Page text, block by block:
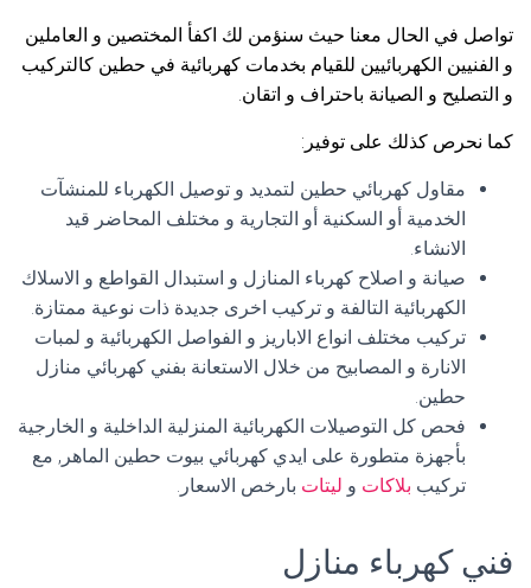
تواصل في الحال معنا حيث سنؤمن لك اكفأ المختصين و العاملين
و الفنيين الكهربائيين للقيام بخدمات كهربائية في حطين كالتركيب
و التصليح و الصيانة باحتراف و اتقان.
كما نحرص كذلك على توفير:
مقاول كهربائي حطين لتمديد و توصيل الكهرباء للمنشآت
الخدمية أو السكنية أو التجارية و مختلف المحاضر قيد
الانشاء.
صيانة و اصلاح كهرباء المنازل و استبدال القواطع و الاسلاك
الكهربائية التالفة و تركيب اخرى جديدة ذات نوعية ممتازة.
تركيب مختلف انواع الاباريز و الفواصل الكهربائية و لمبات
الانارة و المصابيح من خلال الاستعانة بفني كهربائي منازل
حطين.
فحص كل التوصيلات الكهربائية المنزلية الداخلية و الخارجية
بأجهزة متطورة على ايدي كهربائي بيوت حطين الماهر, مع
تركيب بلاكات و ليتات بارخص الاسعار.
فني كهرباء منازل